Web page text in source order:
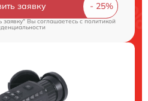
заявку
Вы соглашаетесь c политикой